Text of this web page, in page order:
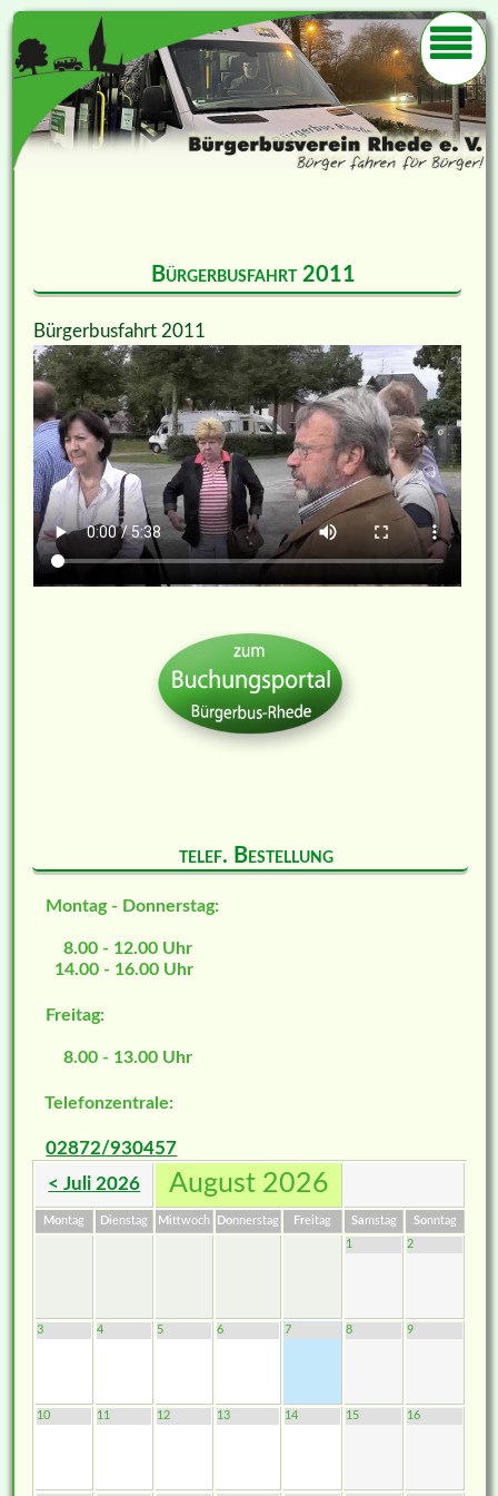
Bürgerbusfahrt 2011
Bürgerbusfahrt 2011
telef. Bestellung
Montag - Donnerstag:
8.00 - 12.00 Uhr
14.00 - 16.00 Uhr
Freitag:
8.00 - 13.00 Uhr
Telefonzentrale:
02872/930457
< Juli 2026 August 2026
Montag Dienstag Mittwoch Donnerstag Freitag Samstag Sonntag
1
2
3 4 5 6 7 8 9
10 11 12 13 14 15 16